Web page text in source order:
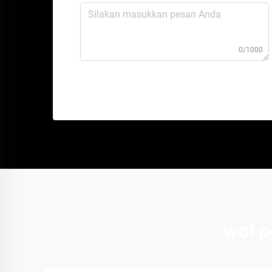
0/1000